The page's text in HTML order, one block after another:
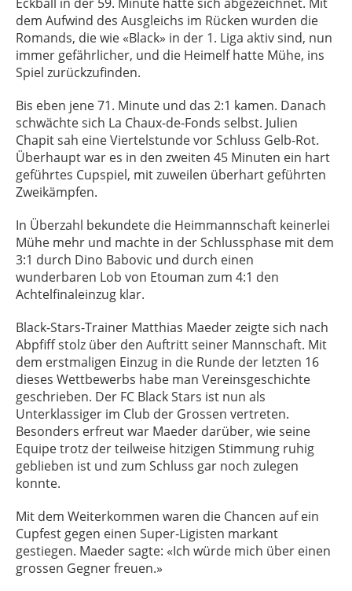
dem Aufwind des Ausgleichs im Rücken wurden die
Romands, die wie «Black» in der 1. Liga aktiv sind, nun
immer gefährlicher, und die Heimelf hatte Mühe, ins
Spiel zurückzufinden.
Bis eben jene 71. Minute und das 2:1 kamen. Danach
schwächte sich La Chaux-de-Fonds selbst. Julien
Chapit sah eine Viertelstunde vor Schluss Gelb-Rot.
Überhaupt war es in den zweiten 45 Minuten ein hart
geführtes Cupspiel, mit zuweilen überhart geführten
Zweikämpfen.
In Überzahl bekundete die Heimmannschaft keinerlei
Mühe mehr und machte in der Schlussphase mit dem
3:1 durch Dino Babovic und durch einen
wunderbaren Lob von Etouman zum 4:1 den
Achtelfinaleinzug klar.
Black-Stars-Trainer Matthias Maeder zeigte sich nach
Abpfiff stolz über den Auftritt seiner Mannschaft. Mit
dem erstmaligen Einzug in die Runde der letzten 16
dieses Wettbewerbs habe man Vereinsgeschichte
geschrieben. Der FC Black Stars ist nun als
Unterklassiger im Club der Grossen vertreten.
Besonders erfreut war Maeder darüber, wie seine
Equipe trotz der teilweise hitzigen Stimmung ruhig
geblieben ist und zum Schluss gar noch zulegen
konnte.
Mit dem Weiterkommen waren die Chancen auf ein
Cupfest gegen einen Super-Ligisten markant
gestiegen. Maeder sagte: «Ich würde mich über einen
grossen Gegner freuen.»